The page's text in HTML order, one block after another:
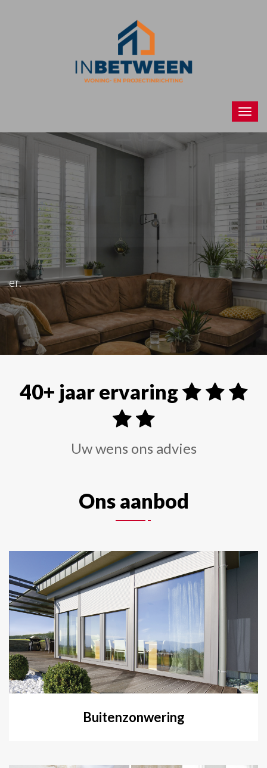
Raamdecoraties
Alle soorten raamdecoraties zoals shutters,
40+ jaar ervaring
Uw wens ons advies
Ons aanbod
Buitenzonwering